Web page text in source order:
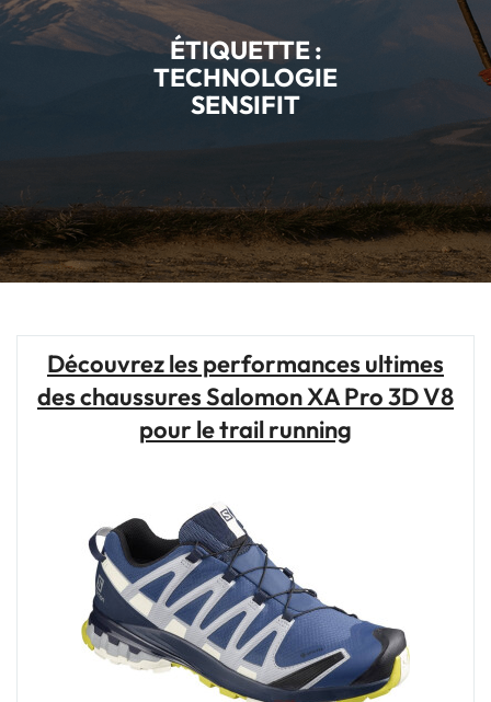
ÉTIQUETTE :
TECHNOLOGIE
SENSIFIT
Découvrez les performances ultimes
des chaussures Salomon XA Pro 3D V8
pour le trail running